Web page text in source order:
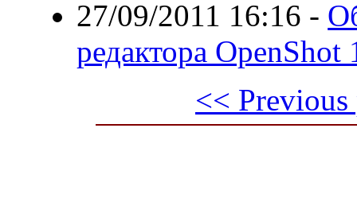
27/09/2011 16:16 -
редактора OpenShot
<< Previous